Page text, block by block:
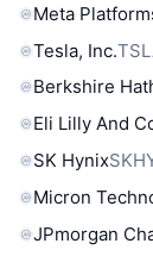
Meta
Tesla, Inc.
Berkshire
Eli Lilly And
SK Hynix
Micron
JPmorgan